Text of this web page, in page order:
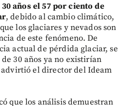
años el 57 por ciento de
, debido al cambio climático,
los glaciares y nevados son
de este fenómeno. De
actual de pérdida glaciar, se
30 años ya no existirían
advirtió el director del Ideam
que los análisis demuestran